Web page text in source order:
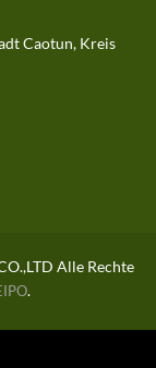
Caotun, Kreis
Alle Rechte
.